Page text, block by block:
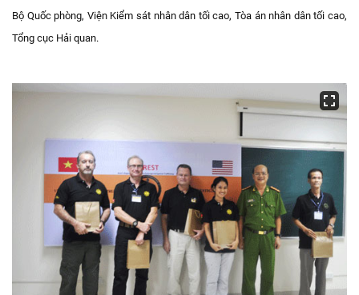
Bộ Quốc phòng, Viện Kiểm sát nhân dân tối cao, Tòa án nhân dân tối cao,
Tổng cục Hải quan.